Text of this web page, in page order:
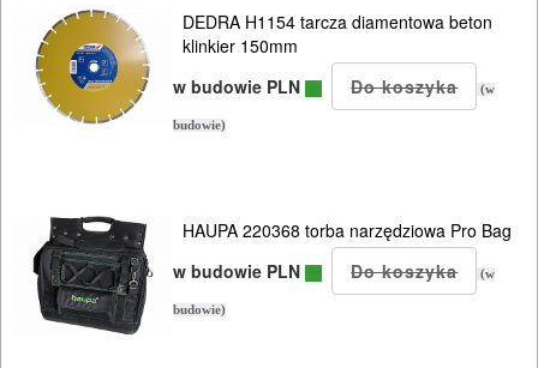
Do
kluczy
udarowych
Do
mieszadeł
Do
DEDRA H1154 tarcza diamentowa beton
klinkier 150mm
w budowie PLN
(w
budowie)
HAUPA 220368 torba narzędziowa Pro Bag
w budowie PLN
(w
budowie)